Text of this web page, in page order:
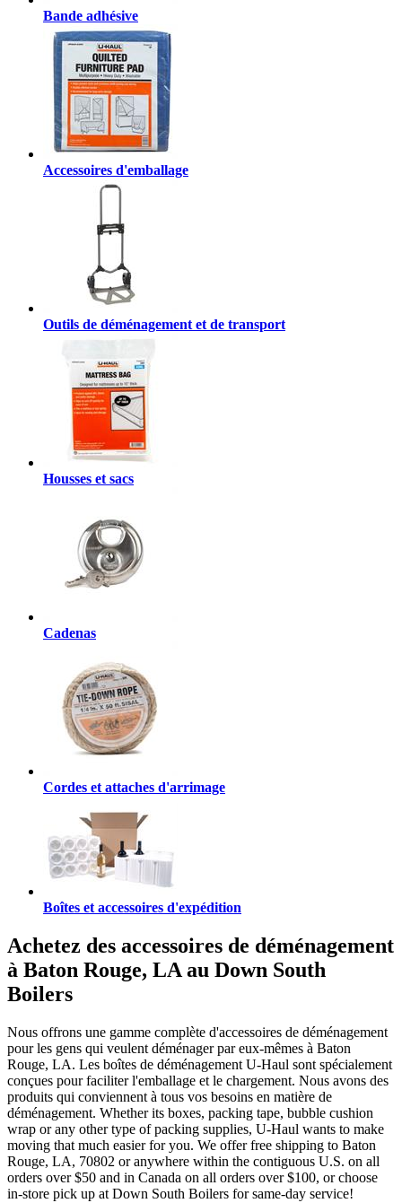
Bande adhésive
Accessoires d'emballage
Outils de déménagement et de transport
Housses et sacs
Cadenas
Cordes et attaches d'arrimage
Boîtes et accessoires d'expédition
Achetez des accessoires de déménagement
à Baton Rouge, LA au Down South
Boilers
Nous offrons une gamme complète d'accessoires de déménagement
pour les gens qui veulent déménager par eux-mêmes à Baton
Rouge, LA. Les boîtes de déménagement U-Haul sont spécialement
conçues pour faciliter l'emballage et le chargement. Nous avons des
produits qui conviennent à tous vos besoins en matière de
déménagement. Whether its boxes, packing tape, bubble cushion
wrap or any other type of packing supplies, U-Haul wants to make
moving that much easier for you. We offer free shipping to Baton
Rouge, LA, 70802 or anywhere within the contiguous U.S. on all
orders over $50 and in Canada on all orders over $100, or choose
in-store pick up at Down South Boilers for same-day service!